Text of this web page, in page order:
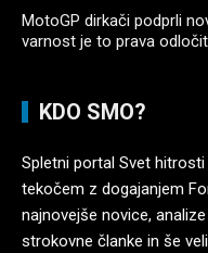
MotoGP dirkači podprli
varnost je to prava
KDO SMO?
Spletni portal Svet
tekočem z dogajanjem
najnovejše novice,
strokovne članke in še